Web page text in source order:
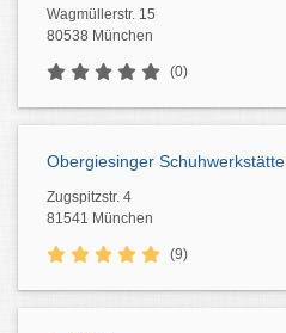
Wagmüllerstr. 15
80538 München
(0)
Obergiesinger Schuhwerkstätte
Zugspitzstr. 4
81541 München
(9)